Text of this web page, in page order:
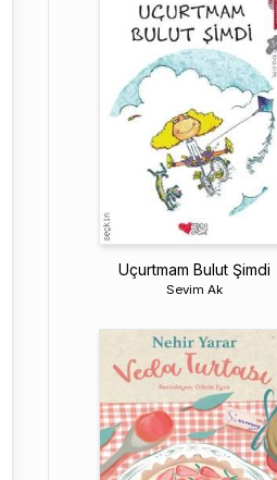
Uçurtmam Bulut Şimdi
Sevim Ak